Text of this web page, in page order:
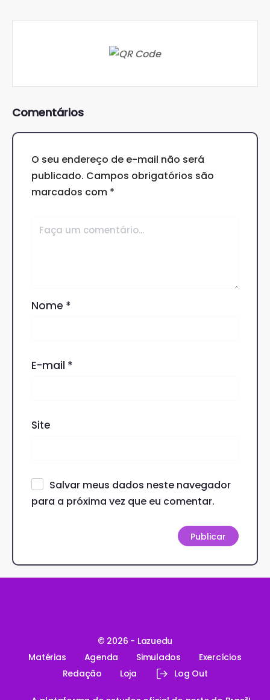
Comentários
O seu endereço de e-mail não será
publicado. Campos obrigatórios são
marcados com *
Nome *
E-mail *
Site
Salvar meus dados neste navegador
para a próxima vez que eu comentar.
© 2026 - Lazuedu
Matérias
Agenda Simulados
Exercícios
Redação
Loja Log Out